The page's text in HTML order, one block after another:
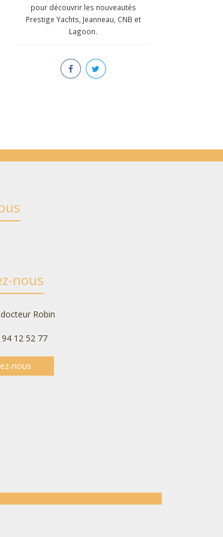
pour découvrir les nouveautés
Prestige Yachts, Jeanneau, CNB et
Lagoon.
nous
Robin
12 52 77
nous